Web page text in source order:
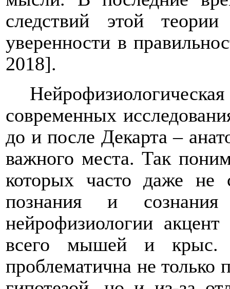
следствий этой
уверенности в
2018].
современных
до и после Декарта –
важного места. Так
которых часто даже не
познания и
нейрофизиологии
всего мышей и крыс.
проблематична не только